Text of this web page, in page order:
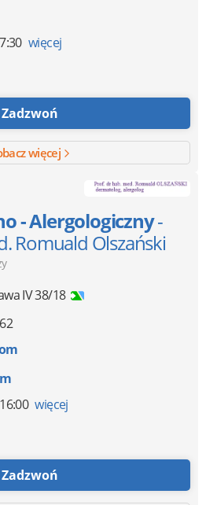
więcej
Zadzwoń
więcej
- Alergologiczny-
Romuald Olszański
IV 38/18
więcej
Zadzwoń